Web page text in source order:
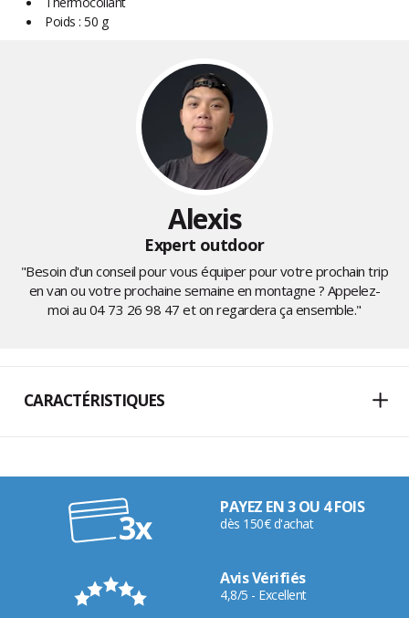
Poids : 50 g
Alexis
Expert outdoor
"Besoin d'un conseil pour vous équiper pour votre prochain trip
en van ou votre prochaine semaine en montagne ? Appelez-
moi au 04 73 26 98 47 et on regardera ça ensemble."
CARACTÉRISTIQUES
PAYEZ EN 3 OU 4 FOIS
dès 150€ d'achat
Avis Vérifiés
4,8/5 - Excellent